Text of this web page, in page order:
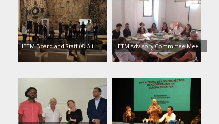
IETM Board and Staff (© Ali... IETM Advisory Committee Mee...